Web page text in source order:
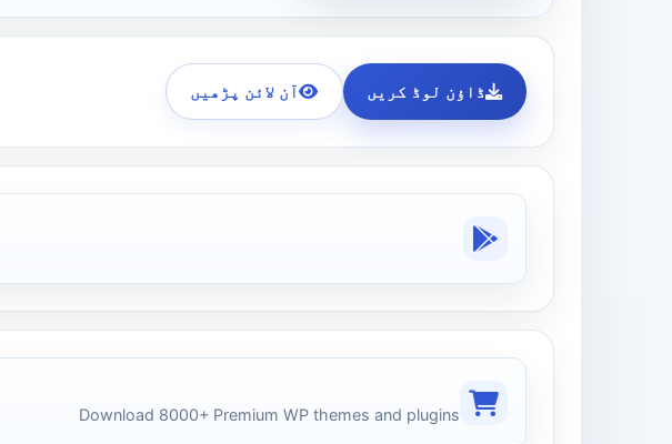
ڈاؤن لوڈ کریں آن لائن پڑھیں
Download 8000+ Premium WP themes and plugins